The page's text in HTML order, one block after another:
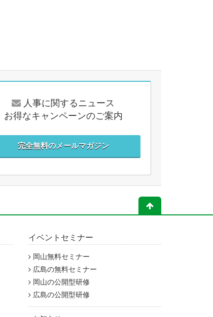
人事に関するニュース
お得なキャンペーンのご案内
完全無料のメールマガジン
イベントセミナー
岡山無料セミナー
広島の無料セミナー
岡山の公開型研修
広島の公開型研修